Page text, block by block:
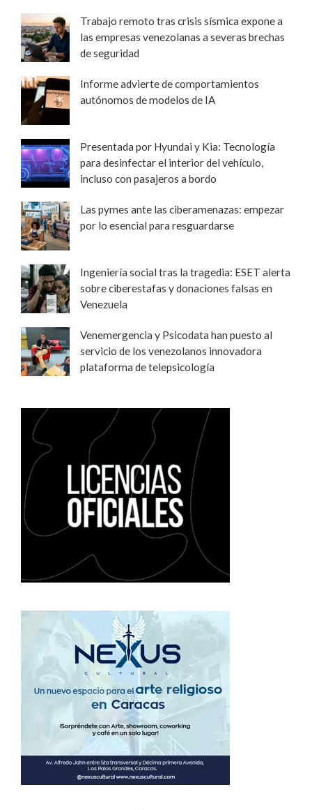
Trabajo remoto tras crisis sísmica expone a
las empresas venezolanas a severas brechas
de seguridad
Informe advierte de comportamientos
autónomos de modelos de IA
Presentada por Hyundai y Kia: Tecnología
para desinfectar el interior del vehículo,
incluso con pasajeros a bordo
Las pymes ante las ciberamenazas: empezar
por lo esencial para resguardarse
Ingeniería social tras la tragedia: ESET alerta
sobre ciberestafas y donaciones falsas en
Venezuela
Venemergencia y Psicodata han puesto al
servicio de los venezolanos innovadora
plataforma de telepsicología